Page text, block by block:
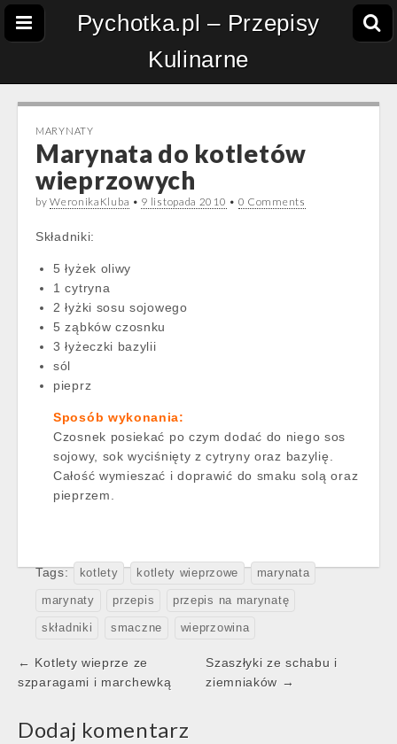
Pychotka.pl – Przepisy
Kulinarne
MARYNATY
Marynata do kotletów
wieprzowych
byWeronikaKluba • 9 listopada 2010 • 0 Comments
Składniki:
5 łyżek oliwy
1 cytryna
2 łyżki sosu sojowego
5 ząbków czosnku
3 łyżeczki bazylii
sól
pieprz
Sposób wykonania:
Czosnek posiekać po czym dodać do niego sos
sojowy, sok wyciśnięty z cytryny oraz bazylię.
Całość wymieszać i doprawić do smaku solą oraz
pieprzem.
Tags: kotlety kotlety wieprzowe marynata
marynaty przepis przepis na marynatę
składniki smaczne wieprzowina
Post
navigation
← Kotlety wieprze ze
szparagami i marchewką
Szaszłyki ze schabu i
ziemniaków →
Dodaj komentarz